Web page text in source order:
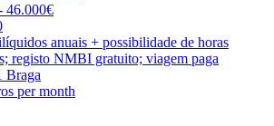
46.000€
anuais + possibilidade de horas
registo NMBI gratuito; viagem paga
Braga
per month